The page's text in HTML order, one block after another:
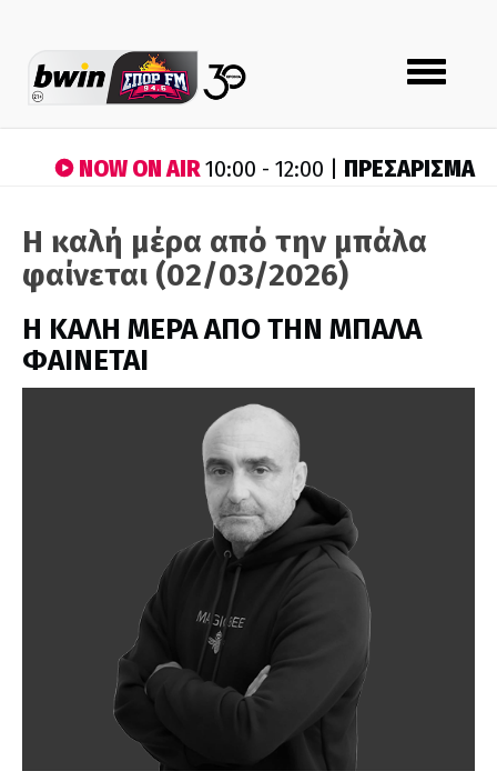
Toggle
navigation
NOW ON AIR10:00 - 12:00 | ΠΡΕΣΑΡΙΣΜΑ
Η καλή μέρα από την μπάλα
φαίνεται (02/03/2026)
H ΚΑΛΗ ΜΕΡΑ ΑΠΟ ΤΗΝ ΜΠΑΛΑ
ΦΑΙΝΕΤΑΙ